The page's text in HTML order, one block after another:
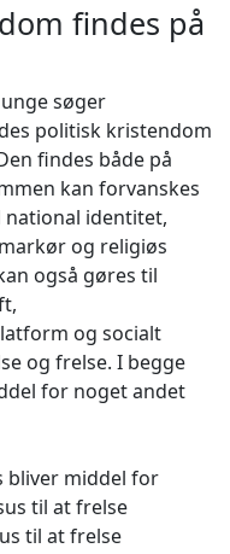
findes på
søger
politisk kristendom
findes både på
kan forvanskes
national identitet,
og religiøs
også gøres til
og socialt
og frelse. I begge
for noget andet
bliver middel for
til at frelse
til at frelse